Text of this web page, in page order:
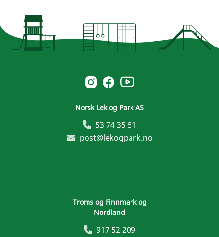
Norsk Leg & Park instagram
Norsk Leg & Park facebook
Norsk Leg & Park youtube
Norsk Lek og Park AS
53 74 35 51
post@lekogpark.no
Troms og Finnmark og
Nordland
917 52 209